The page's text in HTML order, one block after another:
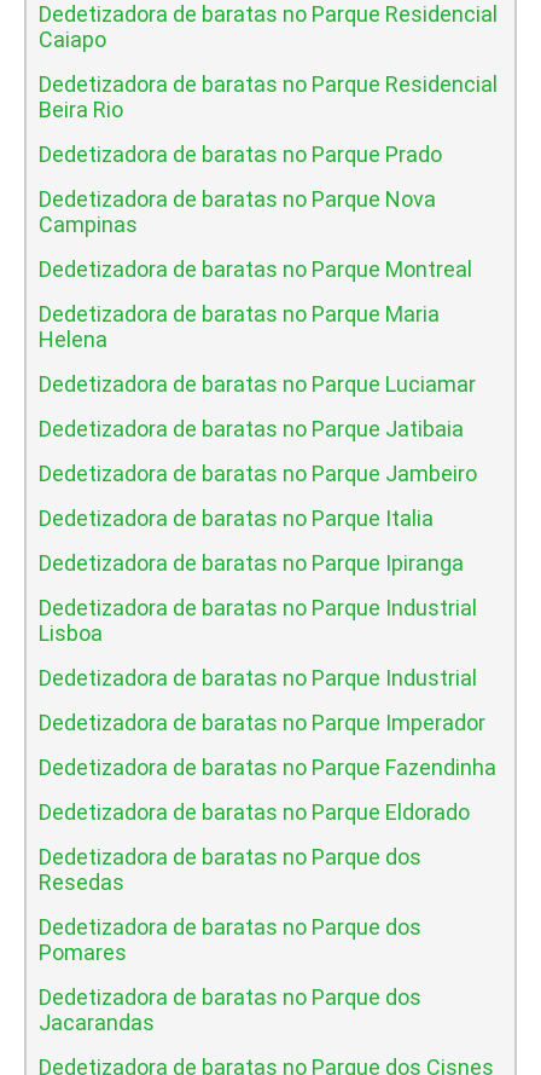
Dedetizadora de baratas no Parque Residencial
Caiapo
Dedetizadora de baratas no Parque Residencial
Beira Rio
Dedetizadora de baratas no Parque Prado
Dedetizadora de baratas no Parque Nova
Campinas
Dedetizadora de baratas no Parque Montreal
Dedetizadora de baratas no Parque Maria
Helena
Dedetizadora de baratas no Parque Luciamar
Dedetizadora de baratas no Parque Jatibaia
Dedetizadora de baratas no Parque Jambeiro
Dedetizadora de baratas no Parque Italia
Dedetizadora de baratas no Parque Ipiranga
Dedetizadora de baratas no Parque Industrial
Lisboa
Dedetizadora de baratas no Parque Industrial
Dedetizadora de baratas no Parque Imperador
Dedetizadora de baratas no Parque Fazendinha
Dedetizadora de baratas no Parque Eldorado
Dedetizadora de baratas no Parque dos
Resedas
Dedetizadora de baratas no Parque dos
Pomares
Dedetizadora de baratas no Parque dos
Jacarandas
Dedetizadora de baratas no Parque dos Cisnes